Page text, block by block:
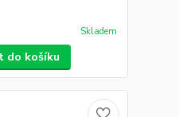
Skladem
do košíku